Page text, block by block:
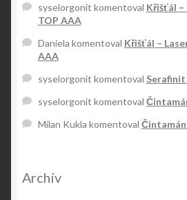
syselorgonit komentoval Křišťál –
TOP AAA
Daniela komentoval Křišťál –
AAA
syselorgonit komentoval Serafinit
syselorgonit komentoval
Milan Kukla komentoval
Archív